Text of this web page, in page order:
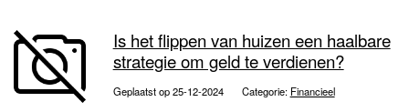
Is het flippen van huizen een haalbare
strategie om geld te verdienen?
Geplaatst op 25-12-2024 Categorie: Financieel